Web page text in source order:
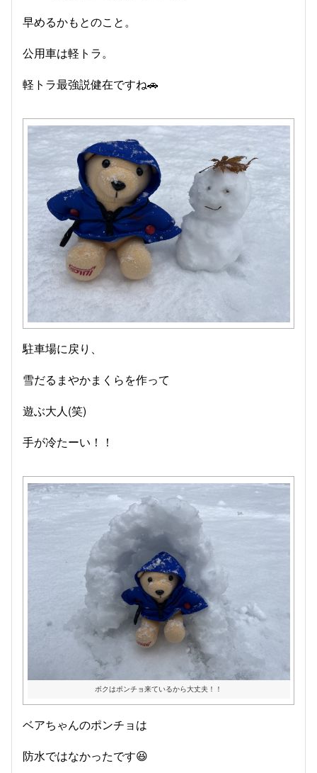
早めるかもとのこと。
公用車は軽トラ。
軽トラ最強説健在ですね🚗
駐車場に戻り、
雪だるまやかまくらを作って
遊ぶ大人(笑)
手が冷たーい！！
ボクはポンチョ来ているから大丈夫！！
ベアちゃんのポンチョは
防水ではなかったです😆